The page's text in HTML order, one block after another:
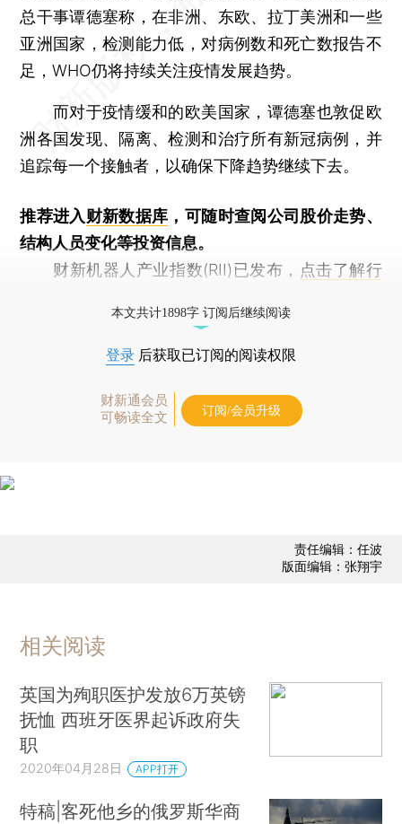
总干事谭德塞称，在非洲、东欧、拉丁美洲和一些
亚洲国家，检测能力低，对病例数和死亡数报告不
足，WHO仍将持续关注疫情发展趋势。
而对于疫情缓和的欧美国家，谭德塞也敦促欧
洲各国发现、隔离、检测和治疗所有新冠病例，并
追踪每一个接触者，以确保下降趋势继续下去。
推荐进入财新数据库 ，可随时查阅公司股价走势、
结构人员变化等投资信息。
财新机器人产业指数(RII)已发布， 点击了解行
本文共计1898字 订阅后继续阅读
登录 后获取已订阅的阅读权限
财新通会员
可畅读全文
订阅/会员升级
责任编辑：任波
版面编辑：张翔宇
相关阅读
英国为殉职医护发放6万英镑
抚恤 西班牙医界起诉政府失
职
2020年04月28日 APP打开
特稿|客死他乡的俄罗斯华商